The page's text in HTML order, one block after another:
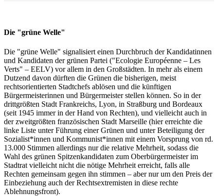
Die "grüne Welle"
Die "grüne Welle" signalisiert einen Durchbruch der Kandidatinnen
und Kandidaten der grünen Partei ("Ecologie Européenne – Les
Verts" – EELV) vor allem in den Großstädten. In mehr als einem
Dutzend davon dürften die Grünen die bisherigen, meist
rechtsorientierten Stadtchefs ablösen und die künftigen
Bürgermeisterinnen und Bürgermeister stellen können. So in der
drittgrößten Stadt Frankreichs, Lyon, in Straßburg und Bordeaux
(seit 1945 immer in der Hand von Rechten), und vielleicht auch in
der zweitgrößten französischen Stadt Marseille (hier erreichte die
linke Liste unter Führung einer Grünen und unter Beteiligung der
Sozialist*innen und Kommunist*innen mit einem Vorsprung von rd.
13.000 Stimmen allerdings nur die relative Mehrheit, sodass die
Wahl des grünen Spitzenkandidaten zum Oberbürgermeister im
Stadtrat vielleicht nicht die nötige Mehrheit erreicht, falls alle
Rechten gemeinsam gegen ihn stimmen – aber nur um den Preis der
Einbeziehung auch der Rechtsextremisten in diese rechte
Ablehnungsfront).